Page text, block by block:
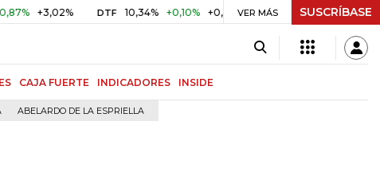
DTF 10,34% +0,10% +0,98% UVR $ 417,01 +$ 0,05 +0,01%
VER MÁS SUSCRÍBASE
CAJA FUERTE INDICADORES INSIDE
ABELARDO DE LA ESPRIELLA